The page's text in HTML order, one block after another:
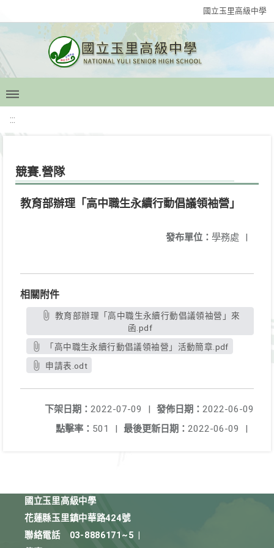
國立玉里高級中學
:::
競賽.營隊
教育部辦理「高中職生永續行動倡議領袖營」
發布單位： 學務處 |
相關附件
函.pdf
「高中職生永續行動倡議領袖營」活動簡章.pdf
申請表.odt
發佈日期： 2022-06-09
下架日期： 2022-07-09
|
最後更新日期： 2022-06-09 |
點擊率： 501 |
國立玉里高級中學
花蓮縣玉里鎮中華路424號
聯絡電話
03-8886171~5